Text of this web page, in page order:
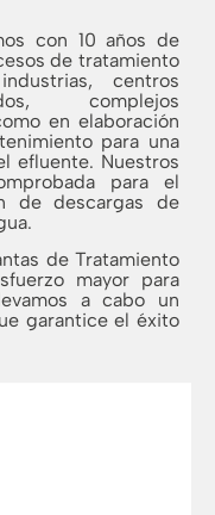
con 10 años de
de tratamiento
centros
complejos
en elaboración
para una
efluente. Nuestros
para el
de descargas de
de Tratamiento
mayor para
a cabo un
garantice el éxito